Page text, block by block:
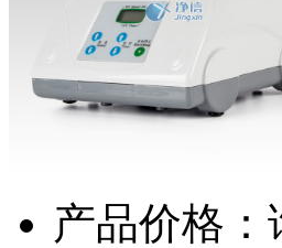
产品价格：